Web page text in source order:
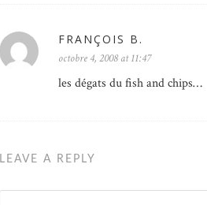
FRANÇOIS B.
octobre 4, 2008 at 11:47
les dégats du fish and chips…
LEAVE A REPLY